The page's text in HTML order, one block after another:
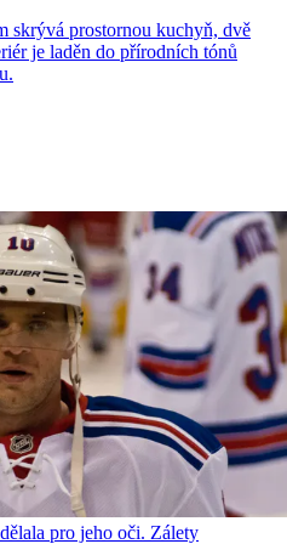
skrývá prostornou kuchyň, dvě
je laděn do přírodních tónů
pro jeho oči. Zálety